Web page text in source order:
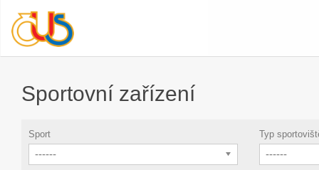
Sportovní zařízení
Sport
------
Typ
------